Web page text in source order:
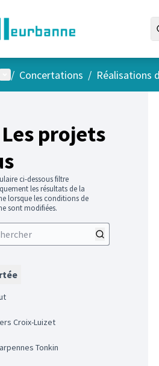
principal
/ Concertations / Réalisations
projets
ci-dessous filtre
les résultats de la
lorsque les conditions de
sont modifiées.
Croix-Luizet
Tonkin